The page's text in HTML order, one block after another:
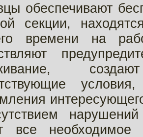
обеспечивают
секции,
времени на
все необходимое